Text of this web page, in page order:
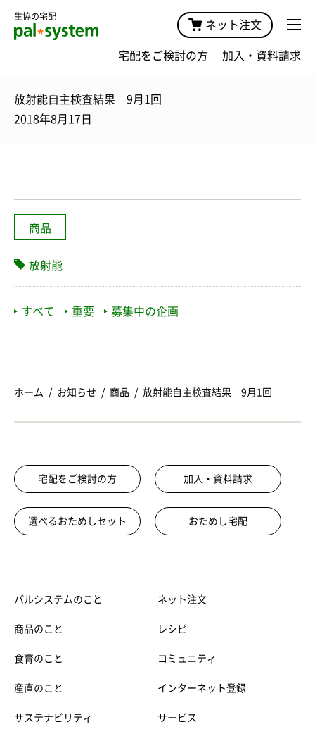
生協の宅配
ネット注文
宅配をご検討の方 加入・資料請求
放射能自主検査結果 9月1回
2018年8月17日
商品
放射能
すべて 重要 募集中の企画
ホーム お知らせ 商品 放射能自主検査結果 9月1回
宅配をご検討の方 加入・資料請求
選べるおためしセット おためし宅配
パルシステムのこと
商品のこと
食育のこと
産直のこと
サステナビリティ
ネット注文
レシピ
コミュニティ
インターネット登録
サービス